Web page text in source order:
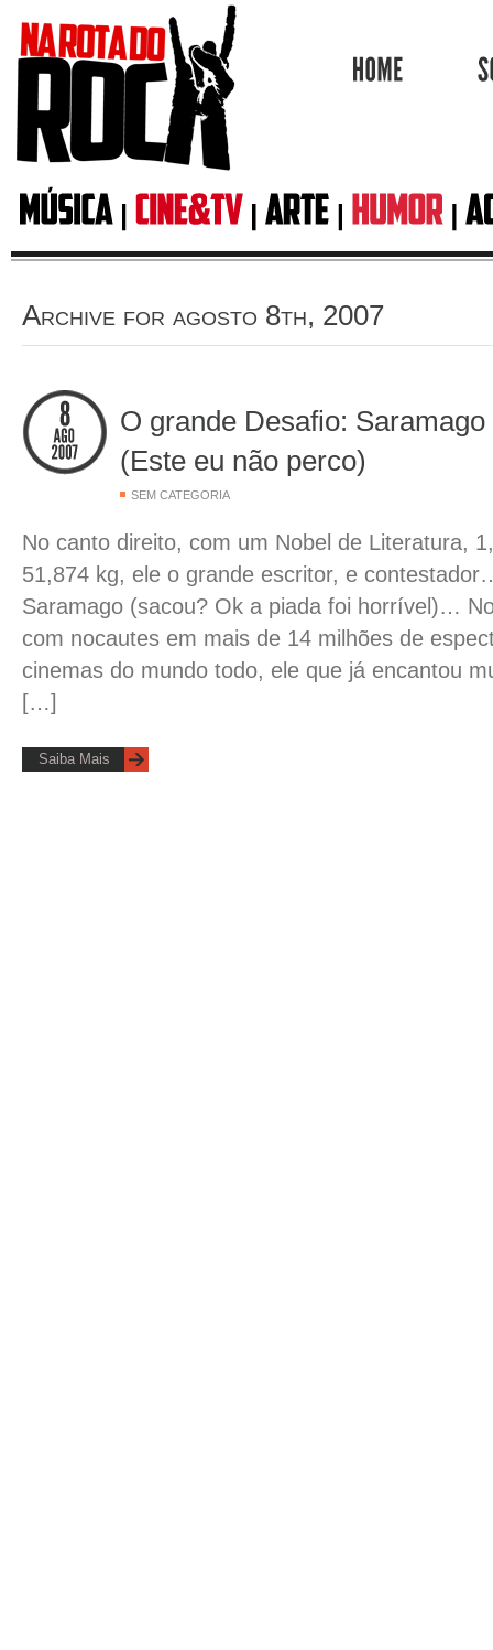
Archive for agosto 8th, 2007
O grande Desafio:
(Este eu não perco)
SEM CATEGORIA
No canto direito, com um Nobel de Literatura,
51,874 kg, ele o grande escritor, e
Saramago (sacou? Ok a piada foi horrível)…
com nocautes em mais de 14 milhões de
cinemas do mundo todo, ele que já encantou
[…]
Saiba Mais